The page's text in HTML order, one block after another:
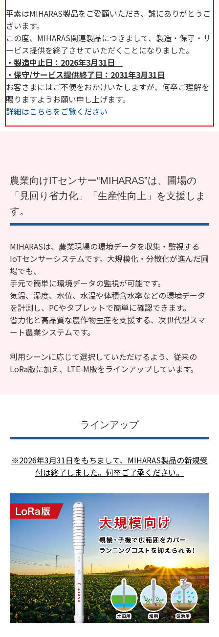
平素はMIHARAS製品をご愛顧いただき、誠にありがとうご
ざいます。
この度、MIHARAS関連製品につきまして、製造・保守・サ
ービス提供を終了させていただくことになりました。
・製造中止日：2026年3月31日
・保守/サービス提供終了日：2031年3月31日
お客さまにはご不便をおかけいたしますが、何卒ご理解を
賜りますようお願い申し上げます。
詳細はこちらをご覧ください
農業向けITセンサー“MIHARAS”は、圃場の
「見回り省力化」「生産性向上」を支援しま
す。
MIHARASは、農業現場の環境データを収集・監視する
IoTセンサーシステムです。大規模化・分散化が進んだ圃
場でも、
手元で簡単に環境データの監視が可能です。
気温、湿度、水位、水温や体積含水率などの環境データ
を計測し、PCやタブレットで簡単に確認できます。
省力化と高品質な農作物生産を支援する、次世代型スマ
ート農業システムです。
利用シーンに応じて選択していただけるよう、従来の
LoRa版に加え、LTE-M版をラインアップしています。
ラインアップ
※2026年3月31日をもちまして、MIHARAS製品の新規受
付は終了しました。何卒ご了承ください。